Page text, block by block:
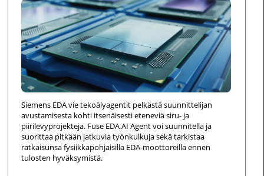
Siemens EDA vie tekoälyagentit pelkästä suunnittelijan
avustamisesta kohti itsenäisesti eteneviä siru- ja
piirilevyprojekteja. Fuse EDA AI Agent voi suunnitella ja
suorittaa pitkään jatkuvia työnkulkuja sekä tarkistaa
ratkaisunsa fysiikkapohjaisilla EDA-moottoreilla ennen
tulosten hyväksymistä.